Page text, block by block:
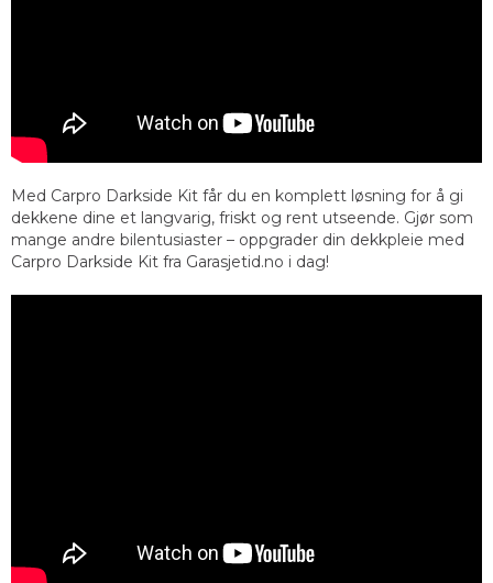
Med Carpro Darkside Kit får du en komplett løsning for å gi
dekkene dine et langvarig, friskt og rent utseende. Gjør som
mange andre bilentusiaster – oppgrader din dekkpleie med
Carpro Darkside Kit fra Garasjetid.no i dag!